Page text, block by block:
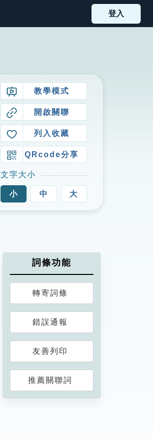
登入
教學模式
開啟關聯
列入收藏
QRcode分享
文字大小
小 中 大
詞條功能
轉寄詞條
錯誤通報
友善列印
推薦關聯詞